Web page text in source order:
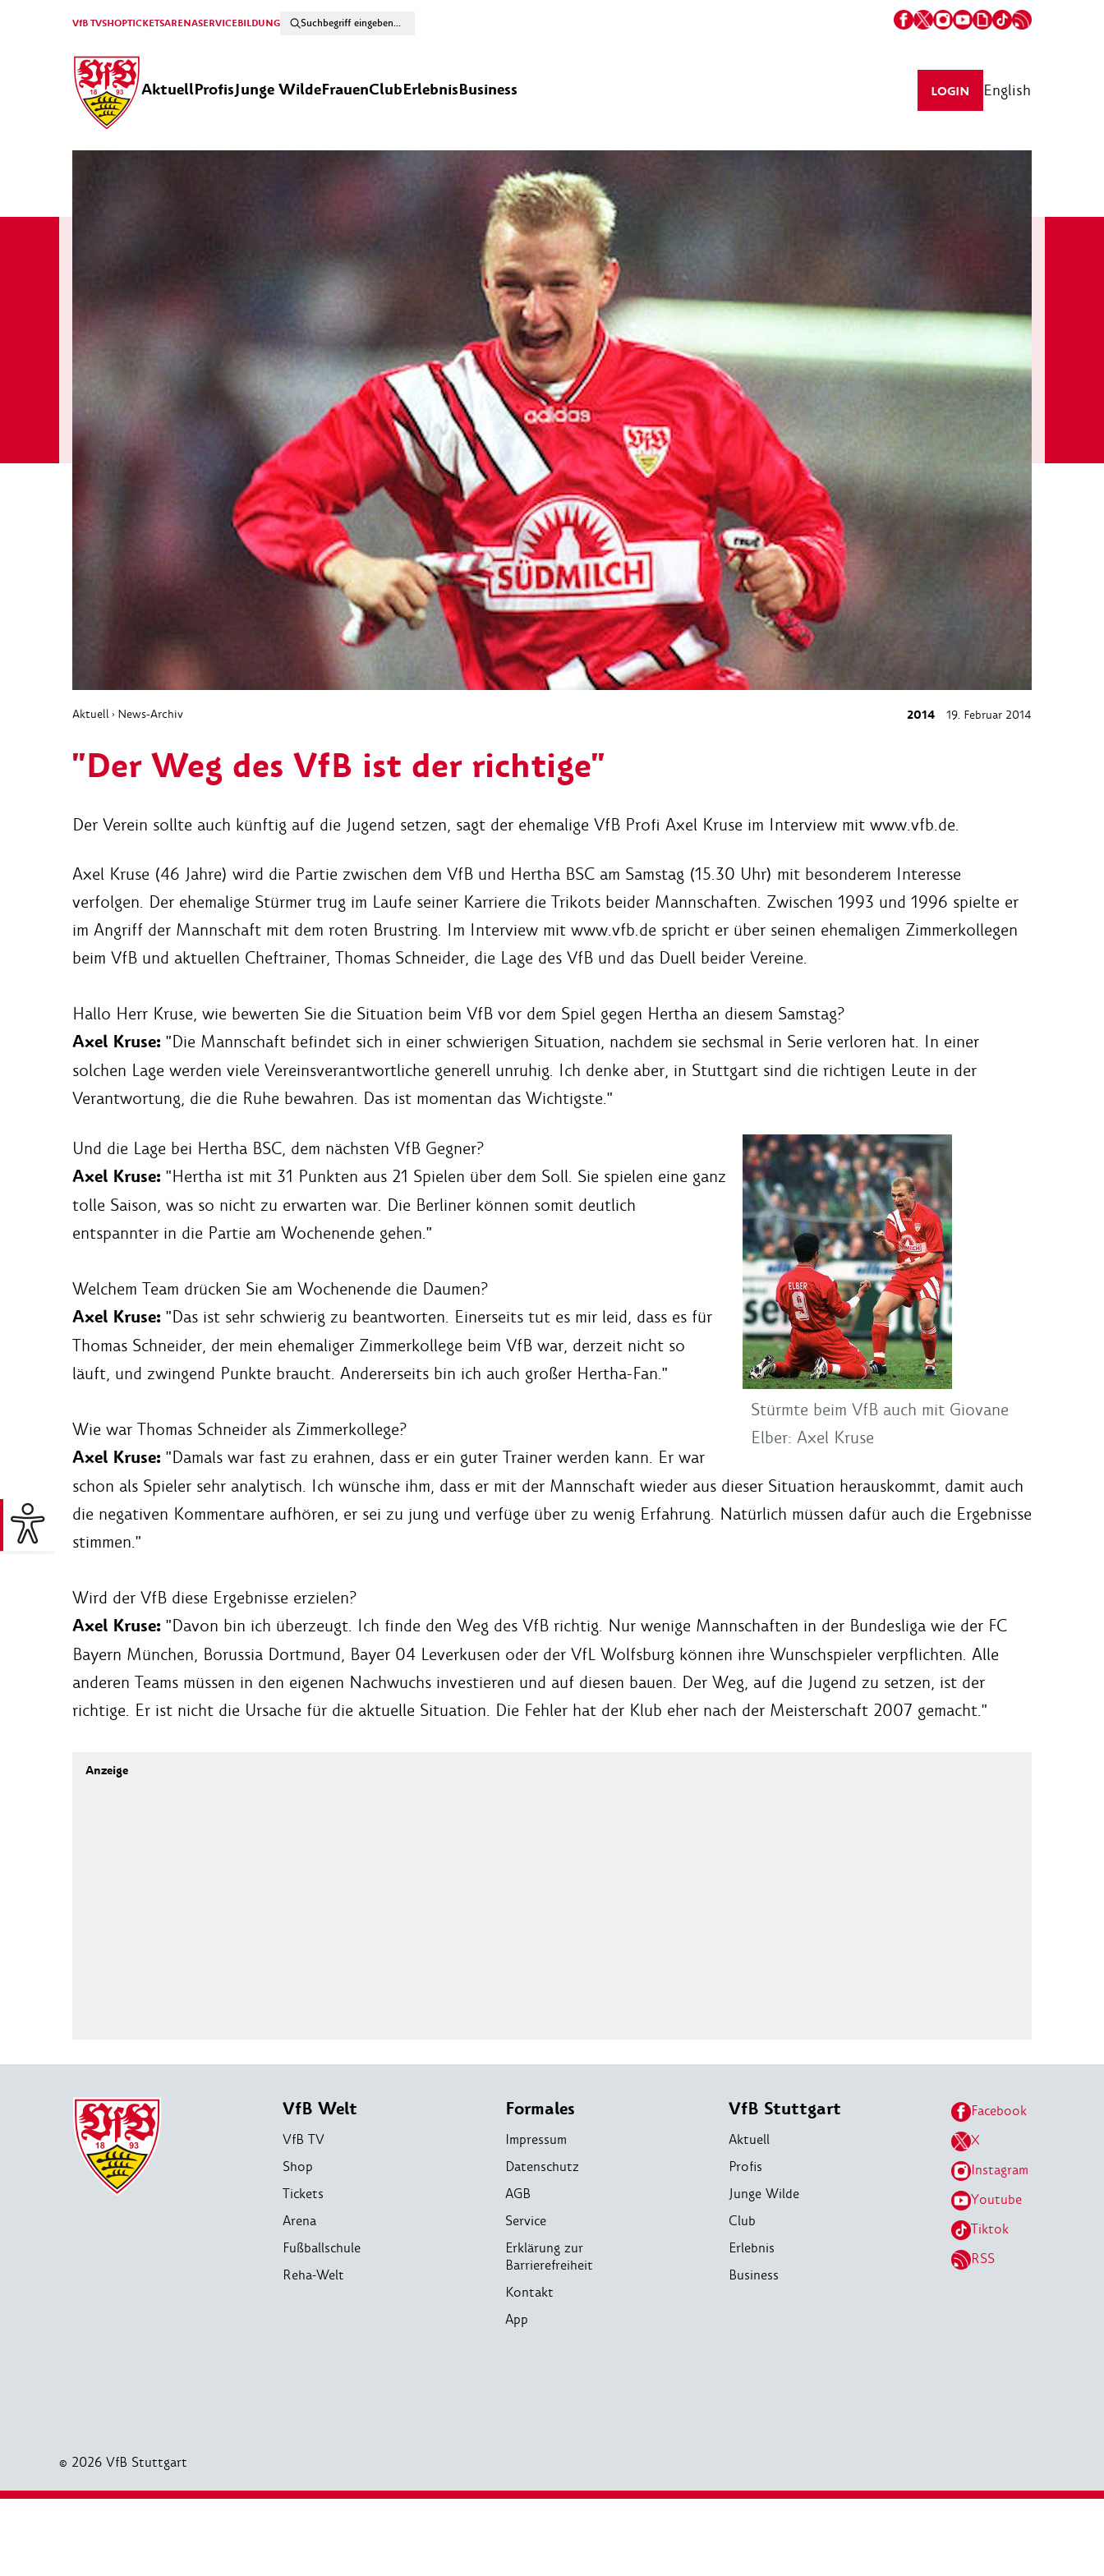
VfB TVSHOPTICKETSARENASERVICEBILDUNG
AktuellProfisJunge WildeFrauenClubErlebnisBusiness LOGIN English
Aktuell › News-Archiv 2014 19. Februar 2014
"Der Weg des VfB ist der richtige"
Der Verein sollte auch künftig auf die Jugend setzen, sagt der ehemalige VfB Profi Axel Kruse im Interview mit www.vfb.de.
Axel Kruse (46 Jahre) wird die Partie zwischen dem VfB und Hertha BSC am Samstag (15.30 Uhr) mit besonderem Interesse
verfolgen. Der ehemalige Stürmer trug im Laufe seiner Karriere die Trikots beider Mannschaften. Zwischen 1993 und 1996 spielte er
im Angriff der Mannschaft mit dem roten Brustring. Im Interview mit www.vfb.de spricht er über seinen ehemaligen Zimmerkollegen
beim VfB und aktuellen Cheftrainer, Thomas Schneider, die Lage des VfB und das Duell beider Vereine.
Hallo Herr Kruse, wie bewerten Sie die Situation beim VfB vor dem Spiel gegen Hertha an diesem Samstag?
Axel Kruse: "Die Mannschaft befindet sich in einer schwierigen Situation, nachdem sie sechsmal in Serie verloren hat. In einer
solchen Lage werden viele Vereinsverantwortliche generell unruhig. Ich denke aber, in Stuttgart sind die richtigen Leute in der
Verantwortung, die die Ruhe bewahren. Das ist momentan das Wichtigste."
Stürmte beim VfB auch mit Giovane
Elber: Axel Kruse
Und die Lage bei Hertha BSC, dem nächsten VfB Gegner?
Axel Kruse: "Hertha ist mit 31 Punkten aus 21 Spielen über dem Soll. Sie spielen eine ganz
tolle Saison, was so nicht zu erwarten war. Die Berliner können somit deutlich
entspannter in die Partie am Wochenende gehen."
Welchem Team drücken Sie am Wochenende die Daumen?
Axel Kruse: "Das ist sehr schwierig zu beantworten. Einerseits tut es mir leid, dass es für
Thomas Schneider, der mein ehemaliger Zimmerkollege beim VfB war, derzeit nicht so
läuft, und zwingend Punkte braucht. Andererseits bin ich auch großer Hertha-Fan."
Wie war Thomas Schneider als Zimmerkollege?
Axel Kruse: "Damals war fast zu erahnen, dass er ein guter Trainer werden kann. Er war
schon als Spieler sehr analytisch. Ich wünsche ihm, dass er mit der Mannschaft wieder aus dieser Situation herauskommt, damit auch
die negativen Kommentare aufhören, er sei zu jung und verfüge über zu wenig Erfahrung. Natürlich müssen dafür auch die Ergebnisse
stimmen."
Wird der VfB diese Ergebnisse erzielen?
Axel Kruse: "Davon bin ich überzeugt. Ich finde den Weg des VfB richtig. Nur wenige Mannschaften in der Bundesliga wie der FC
Bayern München, Borussia Dortmund, Bayer 04 Leverkusen oder der VfL Wolfsburg können ihre Wunschspieler verpflichten. Alle
anderen Teams müssen in den eigenen Nachwuchs investieren und auf diesen bauen. Der Weg, auf die Jugend zu setzen, ist der
richtige. Er ist nicht die Ursache für die aktuelle Situation. Die Fehler hat der Klub eher nach der Meisterschaft 2007 gemacht."
VfB Welt
VfB TV
Shop
Tickets
Arena
Fußballschule
Reha-Welt
Formales
Impressum
Datenschutz
AGB
Service
Erklärung zur
Barrierefreiheit
Kontakt
App
VfB Stuttgart
Aktuell
Profis
Junge Wilde
Club
Erlebnis
Business
Facebook
X
Instagram
Youtube
Tiktok
RSS
© 2026 VfB Stuttgart